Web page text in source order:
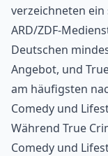
verzeichneten
ARD/ZDF-
Deutschen
Angebot, und
am häufigsten
Comedy und
Während True
Comedy und